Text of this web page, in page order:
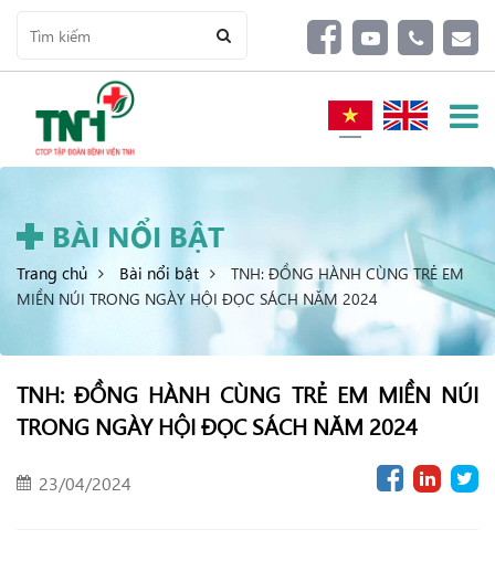
BÀI NỔI BẬT
Trang chủ Bài nổi bật
TNH: ĐỒNG HÀNH CÙNG TRẺ EM
MIỀN NÚI TRONG NGÀY HỘI ĐỌC SÁCH NĂM 2024
TNH: ĐỒNG HÀNH CÙNG TRẺ EM MIỀN NÚI
TRONG NGÀY HỘI ĐỌC SÁCH NĂM 2024
23/04/2024